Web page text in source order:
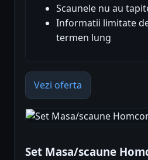
Scaunele nu au
Informatii limitate
termen lung
Vezi oferta
Set Masa/scaune